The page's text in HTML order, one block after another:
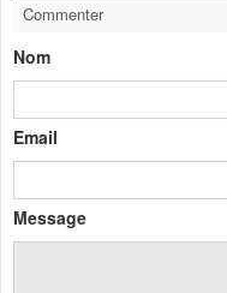
Commenter
Nom
Email
Message